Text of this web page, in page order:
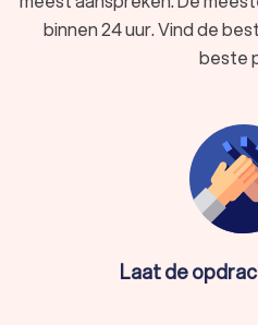
garandeert. Start uw zoektocht
eerste stap naar de realisatie
binnen 24 uur. Vind de
beste
Laat de